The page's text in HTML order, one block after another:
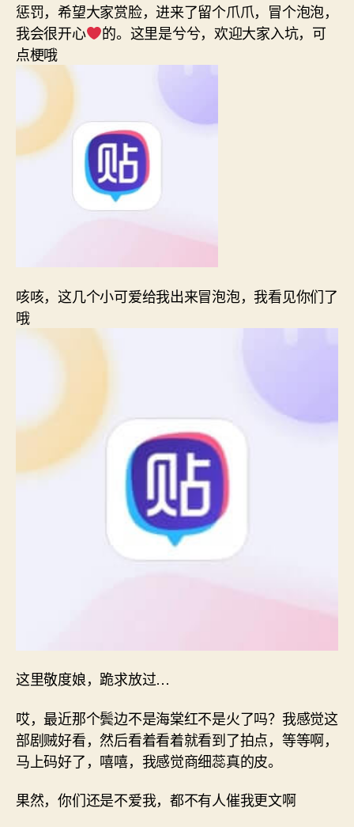
惩罚，希望大家赏脸，进来了留个爪爪，冒个泡泡，
我会很开心
的。这里是兮兮，欢迎大家入坑，可
点梗哦
咳咳，这几个小可爱给我出来冒泡泡，我看见你们了
哦
这里敬度娘，跪求放过…
哎，最近那个鬓边不是海棠红不是火了吗？我感觉这
部剧贼好看，然后看着看着就看到了拍点，等等啊，
马上码好了，嘻嘻，我感觉商细蕊真的皮。
果然，你们还是不爱我，都不有人催我更文啊